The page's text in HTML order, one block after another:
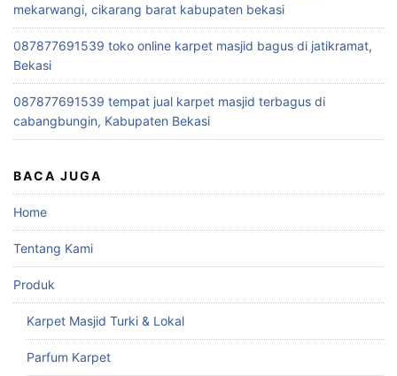
mekarwangi, cikarang barat kabupaten bekasi
087877691539 toko online karpet masjid bagus di jatikramat,
Bekasi
087877691539 tempat jual karpet masjid terbagus di
cabangbungin, Kabupaten Bekasi
BACA JUGA
Home
Tentang Kami
Produk
Karpet Masjid Turki & Lokal
Parfum Karpet